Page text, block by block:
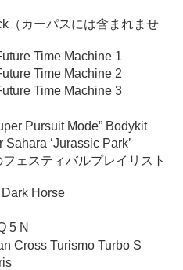
（カーパスには含まれませ
Time Machine 1
Time Machine 2
Time Machine 3
Pursuit Mode” Bodykit
‘Jurassic Park’
ェスティバルプレイリスト
Horse
5 N
Cross Turismo Turbo S